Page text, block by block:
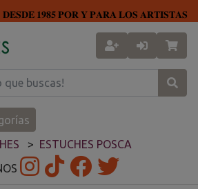
𝐃𝐄𝐒𝐃𝐄 𝟏𝟗𝟖𝟓 𝐏𝐎𝐑 𝐘 𝐏𝐀𝐑𝐀 𝐋𝐎𝐒 𝐀𝐑𝐓𝐈𝐒𝐓𝐀𝐒
ESTUCHES POSCA